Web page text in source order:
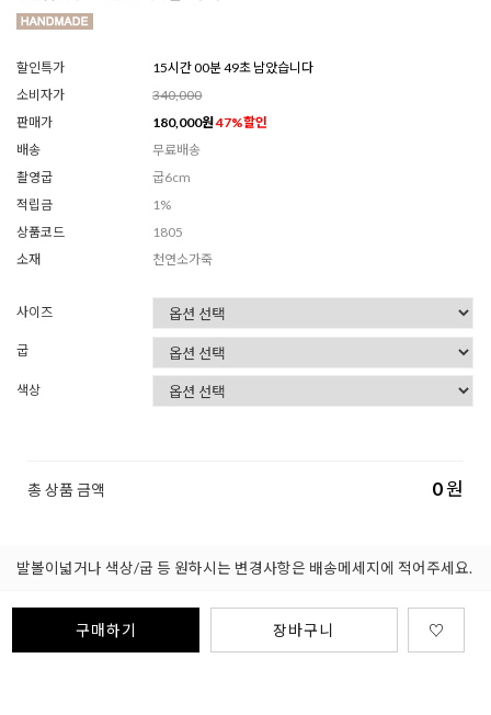
할인특가
15시간 00분 47초 남았습니다
소비자가
340,000
판매가
180,000원47%할인
배송
무료배송
촬영굽
굽6cm
적립금
1%
상품코드
1805
소재
천연소가죽
사이즈
굽
색상
총 상품 금액 0원
발볼이넓거나 색상/굽 등 원하시는 변경사항은 배송메세지에 적어주세요.
구매하기 장바구니 ♡